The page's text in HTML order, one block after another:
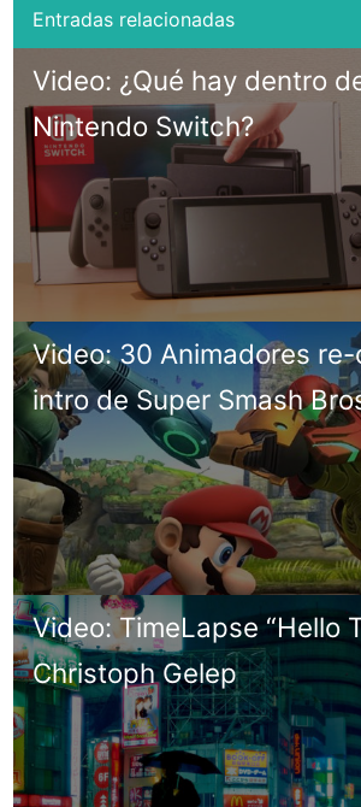
Video: ¿Qué hay dentro
Nintendo Switch?
Video: 30 Animadores
intro de Super Smash
Video: TimeLapse “Hello
Christoph Gelep